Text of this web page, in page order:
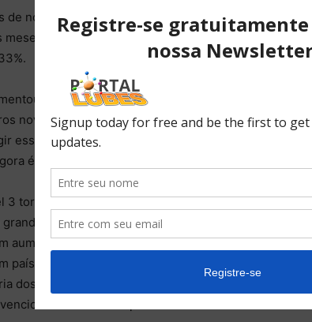
de novos veículos a diesel no Reino Unido caíram mais
do ano anterior. Por outro lado, as vendas de
sua posição como superpotência mundial dos
novos vendidos no país em 2017 eram elétricos ou
essa marca, embora o sucesso tenha sido
é defendida por alguns políticos.
3 torna-se bem mais relevante. A expansão do
medida por subsídios em muitos países, mas a
aumentando. Há sinais de esforços para reduzir ou
como os EUA e a China. Isso indica que está se
dos carros elétricos produzir carros acessíveis que
sem auxílio público.